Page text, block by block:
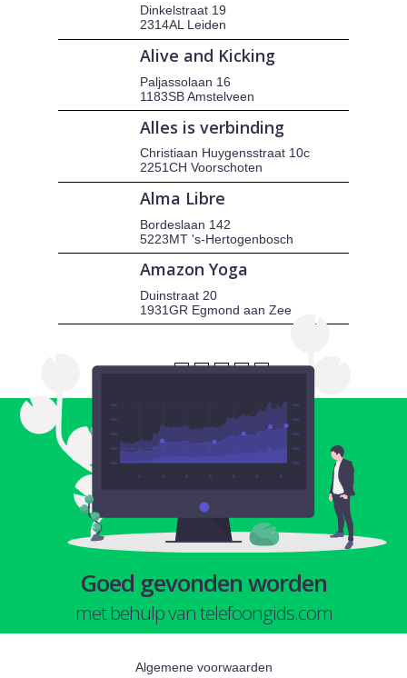
Dinkelstraat 19
2314AL Leiden
Alive and Kicking
Paljassolaan 16
1183SB Amstelveen
Alles is verbinding
Christiaan Huygensstraat 10c
2251CH Voorschoten
Alma Libre
Bordeslaan 142
5223MT 's-Hertogenbosch
Amazon Yoga
Duinstraat 20
1931GR Egmond aan Zee
Goed gevonden worden
met behulp van telefoongids.com
Algemene voorwaarden